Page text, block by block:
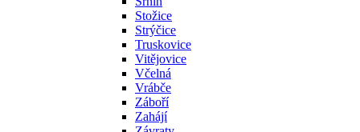
Stožice
Strýčice
Truskovice
Vitějovice
Včelná
Vrábče
Záboří
Zahájí